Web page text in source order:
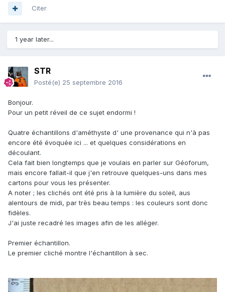
Citer
1 year later...
STR
Posté(e) 25 septembre 2016
Bonjour.
Pour un petit réveil de ce sujet endormi !
Quatre échantillons d'améthyste d' une provenance qui n'à pas
encore été évoquée ici ... et quelques considérations en
découlant.
Cela fait bien longtemps que je voulais en parler sur Géoforum,
mais encore fallait-il que j'en retrouve quelques-uns dans mes
cartons pour vous les présenter.
A noter ; les clichés ont été pris à la lumière du soleil, aus
alentours de midi, par très beau temps : les couleurs sont donc
fidèles.
J'ai juste recadré les images afin de les alléger.
Premier échantillon.
Le premier cliché montre l'échantillon à sec.